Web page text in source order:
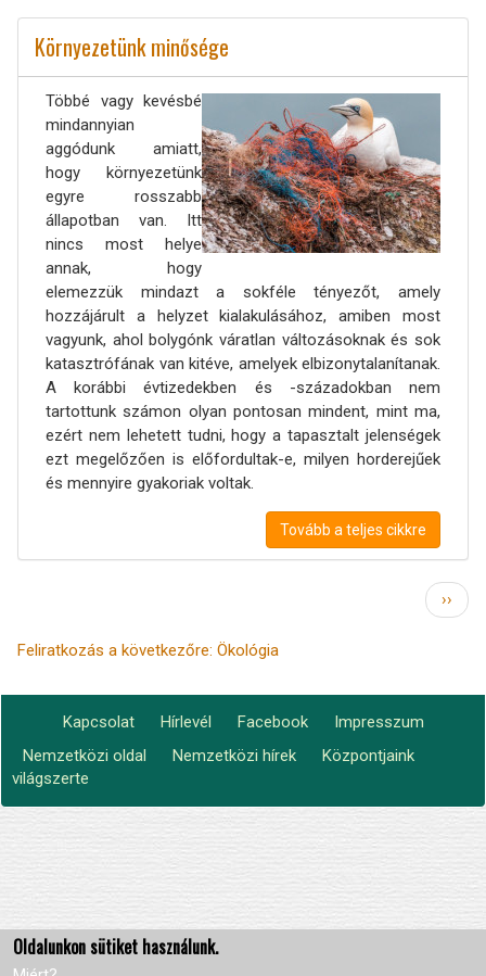
Környezetünk minősége
Többé vagy kevésbé
mindannyian
aggódunk amiatt,
hogy környezetünk
egyre rosszabb
állapotban van. Itt
nincs most helye
annak, hogy
elemezzük mindazt a sokféle tényezőt, amely
hozzájárult a helyzet kialakulásához, amiben most
vagyunk, ahol bolygónk váratlan változásoknak és sok
katasztrófának van kitéve, amelyek elbizonytalanítanak.
A korábbi évtizedekben és -századokban nem
tartottunk számon olyan pontosan mindent, mint ma,
ezért nem lehetett tudni, hogy a tapasztalt jelenségek
ezt megelőzően is előfordultak-e, milyen horderejűek
és mennyire gyakoriak voltak.
Tovább a teljes cikkre
oldal
››
Feliratkozás a következőre: Ökológia
Footer
menu
Kapcsolat Hírlevél Facebook Impresszum
Lábléc2
Nemzetközi oldal Nemzetközi hírek
Központjaink
világszerte
Oldalunkon sütiket használunk.